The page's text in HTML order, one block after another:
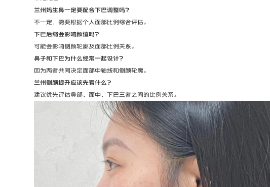
兰州妈生鼻一定要配合下巴调整吗？
不一定，需要根据个人面部比例综合评估。
下巴后缩会影响颜值吗？
可能会影响侧颜轮廓及面部比例关系。
鼻子和下巴为什么经常一起设计？
因为两者共同决定面部中轴线和侧颜轮廓。
兰州侧颜提升应该先看什么？
建议优先评估鼻部、面中、下巴三者之间的比例关系。